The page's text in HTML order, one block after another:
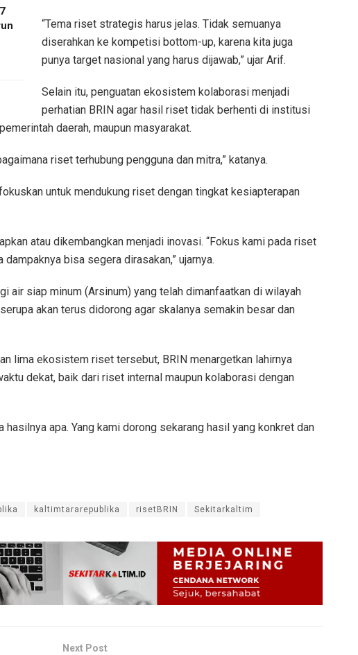
“Tema riset strategis harus jelas. Tidak semuanya
diserahkan ke kompetisi bottom-up, karena kita juga
punya target nasional yang harus dijawab,” ujar Arif.
Selain itu, penguatan ekosistem kolaborasi menjadi
perhatian BRIN agar hasil riset tidak berhenti di institusi
daerah, maupun masyarakat.
riset terhubung pengguna dan mitra,” katanya.
untuk mendukung riset dengan tingkat kesiapterapan
atau dikembangkan menjadi inovasi. “Fokus kami pada riset
bisa segera dirasakan,” ujarnya.
air siap minum (Arsinum) yang telah dimanfaatkan di wilayah
akan terus didorong agar skalanya semakin besar dan
lima ekosistem riset tersebut, BRIN menargetkan lahirnya
dekat, baik dari riset internal maupun kolaborasi dengan
hasilnya apa. Yang kami dorong sekarang hasil yang konkret dan
kaltimtararepublika risetBRIN Sekitarkaltim
Next Post